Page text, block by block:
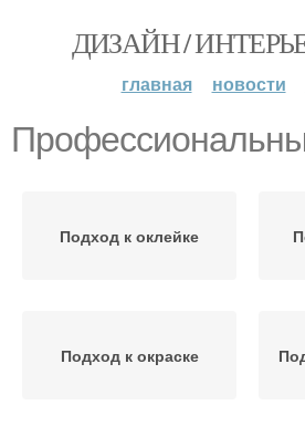
ДИЗАЙН /
главная новости
Подход к оклейке
Подход к окраске